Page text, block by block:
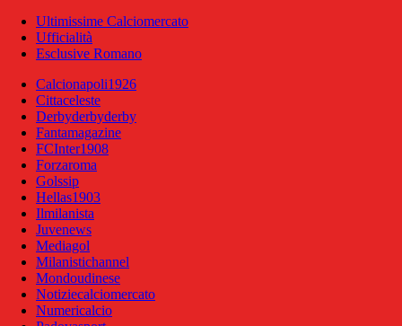
Ultimissime Calciomercato
Ufficialità
Esclusive Romano
Calcionapoli1926
Cittaceleste
Derbyderbyderby
Fantamagazine
FCInter1908
Forzaroma
Golssip
Hellas1903
Ilmilanista
Juvenews
Mediagol
Milanistichannel
Mondoudinese
Notiziecalciomercato
Numericalcio